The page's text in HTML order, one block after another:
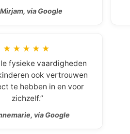
via Google
★★★★★
fysieke vaardigheden
ook vertrouwen
te hebben in en voor
zichzelf.”
via Google